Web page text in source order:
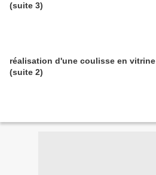
(suite 3)
réalisation d'une coulisse en vitrine
(suite 2)